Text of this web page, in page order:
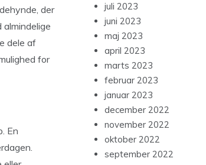
der
dele af
for
En
juli 2023
juni 2023
maj 2023
april 2023
marts 2023
februar 2023
januar 2023
december 2022
november 2022
oktober 2022
september 2022